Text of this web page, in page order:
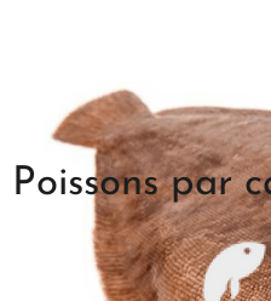
Poissons par